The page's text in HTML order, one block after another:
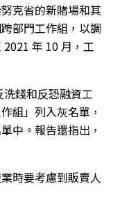
克省的新賭場和其
部門工作組，以調
年 10 月，工
錢和反恐融資工
組」列入灰名單，
中。報告還指出，
時要考慮到販賣人